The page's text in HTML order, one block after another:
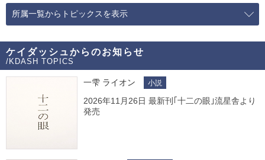
所属一覧からトピックスを表示
ケイダッシュからのお知らせ
/KDASH TOPICS
一雫 ライオン 小説
2026年11月26日 最新刊｢十二の眼｣流星舎より
発売